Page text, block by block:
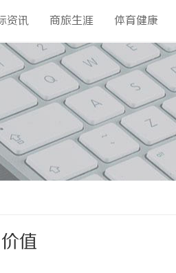
资讯 商旅生涯 体育健康
值